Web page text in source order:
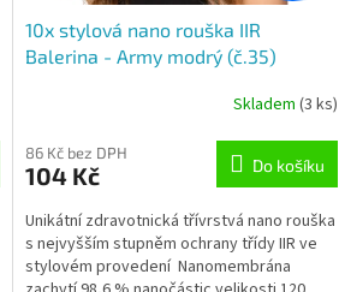
10x stylová nano rouška IIR
Balerina - Army modrý (č.35)
produktu
je
z
5
hvězdiček.
Skladem (3 ks)
86 Kč bez DPH
104 Kč Do košíku
Unikátní zdravotnická třívrstvá nano rouška
s nejvyšším stupněm ochrany třídy IIR ve
stylovém provedení Nanomembrána